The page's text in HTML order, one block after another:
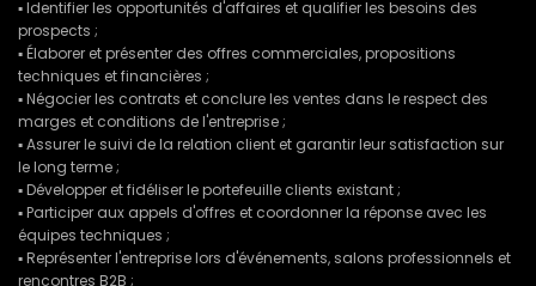
▪ Identifier les opportunités d'affaires et qualifier les besoins des
prospects ;
▪ Élaborer et présenter des offres commerciales, propositions
techniques et financières ;
▪ Négocier les contrats et conclure les ventes dans le respect des
marges et conditions de l'entreprise ;
▪ Assurer le suivi de la relation client et garantir leur satisfaction sur
le long terme ;
▪ Développer et fidéliser le portefeuille clients existant ;
▪ Participer aux appels d'offres et coordonner la réponse avec les
équipes techniques ;
▪ Représenter l'entreprise lors d'événements, salons professionnels et
rencontres B2B ;